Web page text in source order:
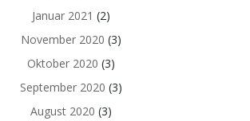
Januar 2021 (2)
November 2020 (3)
Oktober 2020 (3)
September 2020 (3)
August 2020 (3)